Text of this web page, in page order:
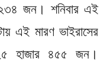
২৩৪ জন। শনিবার এই
এই মারণ ভাইরাসের
হাজার ৪৫৫ জন।